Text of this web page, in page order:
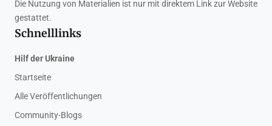
Die Nutzung von Materialien ist nur mit direktem Link zur Website
gestattet.
Schnelllinks
Hilf der Ukraine
Startseite
Alle Veröffentlichungen
Community-Blogs